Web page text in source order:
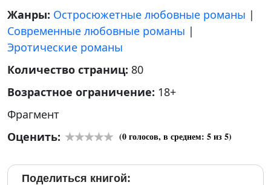
Жанры: Остросюжетные любовные романы |
Современные любовные романы |
Эротические романы
Количество страниц: 80
Возрастное ограничение: 18+
Фрагмент
Оценить:
(0голосов, в среднем: 5из 5)
Поделиться книгой: